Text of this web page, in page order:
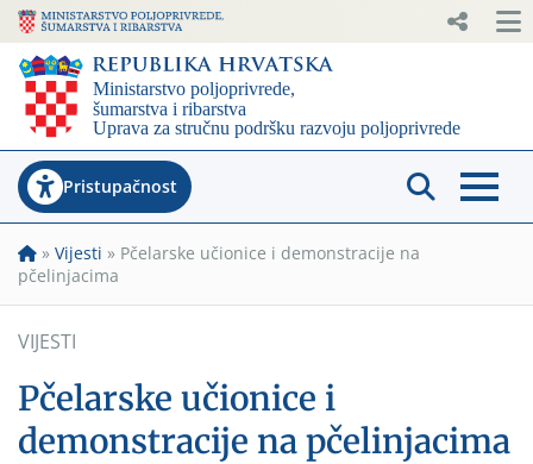
Pristupačnost
» Vijesti » Pčelarske učionice i demonstracije na
pčelinjacima
VIJESTI
Pčelarske učionice i
demonstracije na pčelinjacima